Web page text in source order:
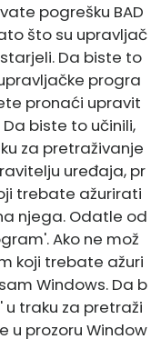
pogrešku BAD
što su upravljač
Da biste to
progra
pronaći upravit
biste to učinili,
za pretraživanje
uređaja, pr
trebate ažurirati
njega. Odatle od
Ako ne mož
koji trebate ažuri
Windows. Da b
u traku za pretraži
u prozoru Window